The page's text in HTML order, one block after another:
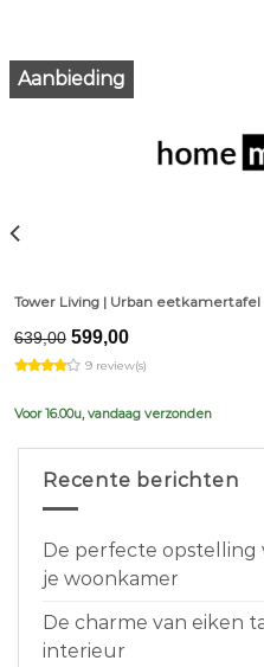
Aanbieding
Tower Living | Urban eetkamertafel
639,00 Original
price
was:
599,00Current
is:
9 review(s)
Voor 16.00u, vandaag verzonden
Recente berichten
De perfecte opstelling
je woonkamer
De charme van eiken
interieur